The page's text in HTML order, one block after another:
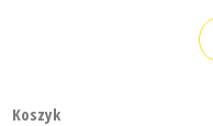
Koszyk